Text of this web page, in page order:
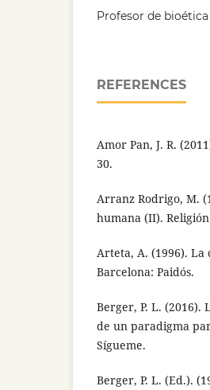
Profesor de
REFERENCES
Amor Pan, J. R.
30.
Arranz Rodrigo, M.
humana (II).
Arteta, A. (1996). La
Barcelona: Paidós.
Berger, P. L. (2016).
de un paradigma
Sígueme.
Berger, P. L. (Ed.).